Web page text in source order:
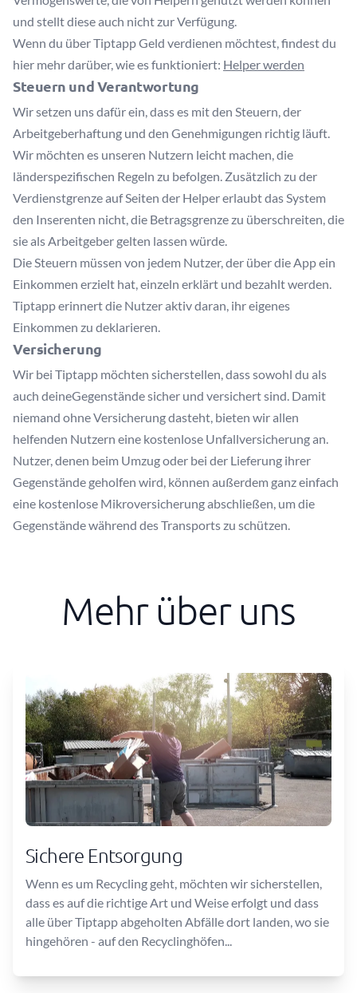
und stellt diese auch nicht zur Verfügung.
Wenn du über Tiptapp Geld verdienen möchtest, findest du
hier mehr darüber, wie es funktioniert: Helper werden
Steuern und Verantwortung
Wir setzen uns dafür ein, dass es mit den Steuern, der
Arbeitgeberhaftung und den Genehmigungen richtig läuft.
Wir möchten es unseren Nutzern leicht machen, die
länderspezifischen Regeln zu befolgen. Zusätzlich zu der
Verdienstgrenze auf Seiten der Helper erlaubt das System
den Inserenten nicht, die Betragsgrenze zu überschreiten, die
sie als Arbeitgeber gelten lassen würde.
Die Steuern müssen von jedem Nutzer, der über die App ein
Einkommen erzielt hat, einzeln erklärt und bezahlt werden.
Tiptapp erinnert die Nutzer aktiv daran, ihr eigenes
Einkommen zu deklarieren.
Versicherung
Wir bei Tiptapp möchten sicherstellen, dass sowohl du als
auch deineGegenstände sicher und versichert sind. Damit
niemand ohne Versicherung dasteht, bieten wir allen
helfenden Nutzern eine kostenlose Unfallversicherung an.
Nutzer, denen beim Umzug oder bei der Lieferung ihrer
Gegenstände geholfen wird, können außerdem ganz einfach
eine kostenlose Mikroversicherung abschließen, um die
Gegenstände während des Transports zu schützen.
Mehr über uns
Sichere Entsorgung
Wenn es um Recycling geht, möchten wir sicherstellen,
dass es auf die richtige Art und Weise erfolgt und dass
alle über Tiptapp abgeholten Abfälle dort landen, wo sie
hingehören - auf den Recyclinghöfen...